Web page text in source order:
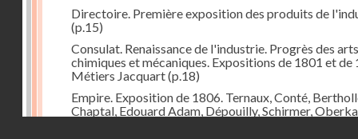
Directoire. Première exposition des produits de
(p.15)
Consulat. Renaissance de l'industrie. Progrès des arts
chimiques et mécaniques. Expositions de 1801 et de
Métiers Jacquart(p.18)
Empire. Exposition de 1806. Ternaux, Conté,
Chaptal, Edouard Adam, Dépouilly, Schirmer,